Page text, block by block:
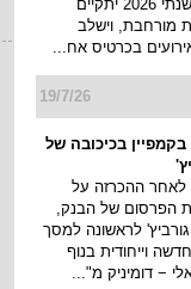
כנס המיתוג השנתי 2026 יתקיים
מורחבת, וישלב
בכרטיס אח...
19/7/26
בכיכובה של
לאחר ההכרזה על
הפרסום של הבנק,
לראשונה למסך
וייחודית בנוף
− דומיניק מ"...